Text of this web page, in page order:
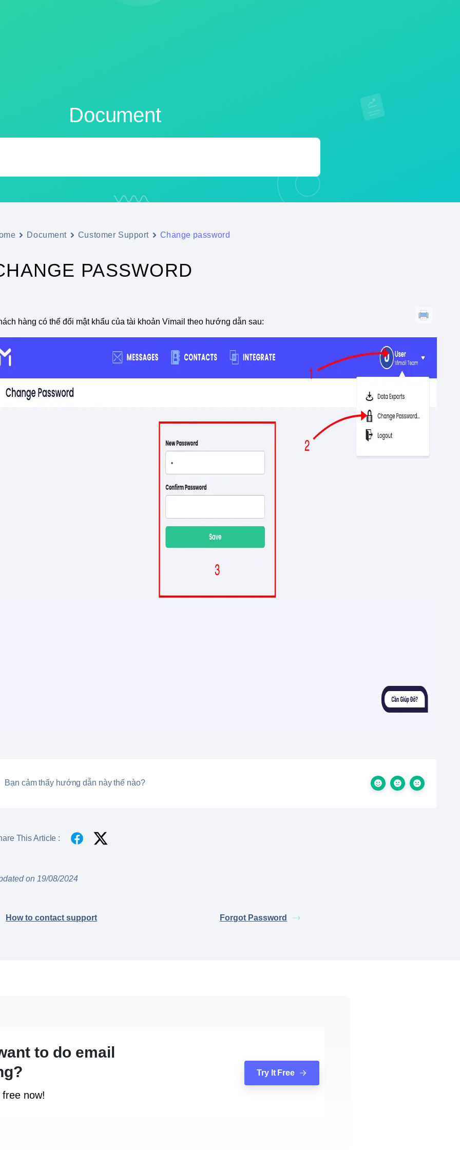
Document
Document Customer Support Change password
PASSWORD
hàng có thể đổi mật khẩu của tài khoản Vimail theo hướng dẫn sau:
Bạn cảm thấy hướng dẫn này thế nào?
This Article :
on 19/08/2024
How to contact support Forgot Password
to do email
now!
Try It Free